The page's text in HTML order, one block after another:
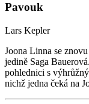
Pavouk
Lars Kepler
Joona Linna se
jedině Saga
pohlednici s
nichž jedna čeká na